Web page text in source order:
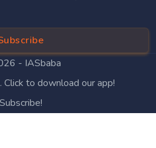
- IASbaba
Click to download our app!
Subscribe!